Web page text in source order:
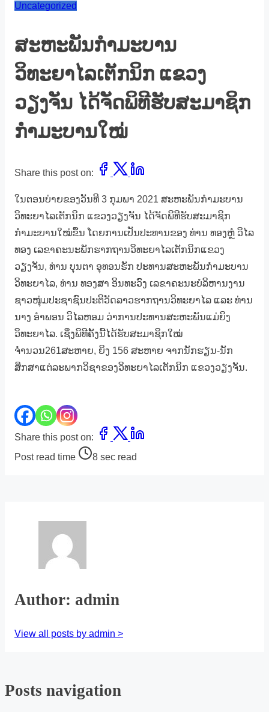
Uncategorized
ສະຫະພັນກຳມະບານ
ວິທະຍາໄລເຕັກນິກ ແຂວງ
ວຽງຈັນ ໄດ້ຈັດພິທີຮັບສະມາຊິກ
ກຳມະບານໃໝ່
Share this post on:
ໃນຕອນບ່າຍຂອງວັນທີ 3 ກຸມພາ 2021 ສະຫະພັນກຳມະບານ
ວິທະຍາໄລເຕັກນິກ ແຂວງວຽງຈັນ ໄດ້ຈັດພິທີຮັບສະມາຊິກ
ກຳມະບານໃໝ່ຂຶ້ນ ໂດຍການເປັນປະທານຂອງ ທ່ານ ທອງຫຼໍ ວິໄລ
ທອງ ເລຂາຄະນະພັກຮາກຖານວິທະຍາໄລເຕັກນິກແຂວງ
ວຽງຈັນ, ທ່ານ ບຸນຕາ ອຸທອນຮັກ ປະທານສະຫະພັນກຳມະບານ
ວິທະຍາໄລ, ທ່ານ ທອງສາ ອິນທະວົງ ເລຂາຄະນະບໍລິຫານງານ
ຊາວໜຸ່ມປະຊາຊົນປະຕິວັດລາວຮາກຖານວິທະຍາໄລ ແລະ ທ່ານ
ນາງ ອຳພອນ ວິໄລຫອມ ວ່າການປະທານສະຫະພັນແມ່ຍິງ
ວິທະຍາໄລ. ເຊິ່ງພິທີຄັ້ງນີ້ໄດ້ຮັບສະມາຊິກໃໝ່
ຈຳນວນ261ສະຫາຍ, ຍິງ 156 ສະຫາຍ ຈາກນັກຮຽນ-ນັກ
ສຶກສາແຕ່ລະພາກວິຊາຂອງວິທະຍາໄລເຕັກນິກ ແຂວງວຽງຈັນ.
Share this post on:
Post read time
8 sec read
Author: admin
View all posts by admin >
Posts navigation